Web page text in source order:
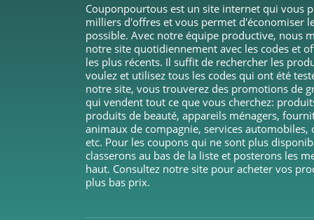
Couponpourtous est un site internet qui vous
milliers d'offres et vous permet d'économiser
possible. Avec notre équipe productive, nous
notre site quotidiennement avec les codes et
les plus récents. Il suffit de rechercher les
voulez et utilisez tous les codes qui ont été
notre site, vous trouverez des promotions de
qui vendent tout ce que vous cherchez:
produits de beauté, appareils ménagers,
animaux de compagnie, services automobiles,
etc. Pour les coupons qui ne sont plus
classerons au bas de la liste et posterons les
haut. Consultez notre site pour acheter vos
plus bas prix.